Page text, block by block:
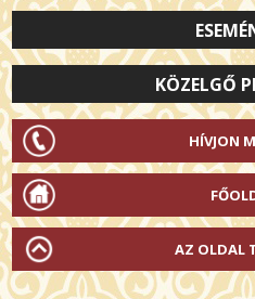
KÖZELGŐ
HÍVJON
AZ OLDAL